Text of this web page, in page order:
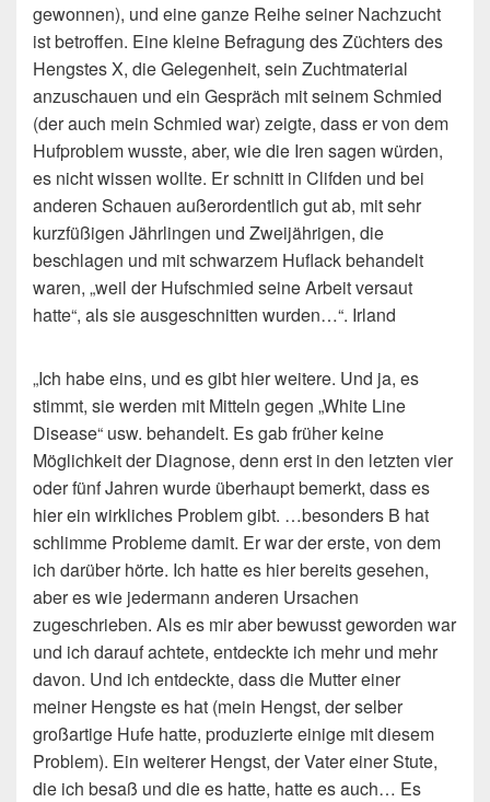
gewonnen), und eine ganze Reihe seiner Nachzucht
ist betroffen. Eine kleine Befragung des Züchters des
Hengstes X, die Gelegenheit, sein Zuchtmaterial
anzuschauen und ein Gespräch mit seinem Schmied
(der auch mein Schmied war) zeigte, dass er von dem
Hufproblem wusste, aber, wie die Iren sagen würden,
es nicht wissen wollte. Er schnitt in Clifden und bei
anderen Schauen außerordentlich gut ab, mit sehr
kurzfüßigen Jährlingen und Zweijährigen, die
beschlagen und mit schwarzem Huflack behandelt
waren, „weil der Hufschmied seine Arbeit versaut
hatte“, als sie ausgeschnitten wurden…“. Irland
„Ich habe eins, und es gibt hier weitere. Und ja, es
stimmt, sie werden mit Mitteln gegen „White Line
Disease“ usw. behandelt. Es gab früher keine
Möglichkeit der Diagnose, denn erst in den letzten vier
oder fünf Jahren wurde überhaupt bemerkt, dass es
hier ein wirkliches Problem gibt. …besonders B hat
schlimme Probleme damit. Er war der erste, von dem
ich darüber hörte. Ich hatte es hier bereits gesehen,
aber es wie jedermann anderen Ursachen
zugeschrieben. Als es mir aber bewusst geworden war
und ich darauf achtete, entdeckte ich mehr und mehr
davon. Und ich entdeckte, dass die Mutter einer
meiner Hengste es hat (mein Hengst, der selber
großartige Hufe hatte, produzierte einige mit diesem
Problem). Ein weiterer Hengst, der Vater einer Stute,
die ich besaß und die es hatte, hatte es auch… Es